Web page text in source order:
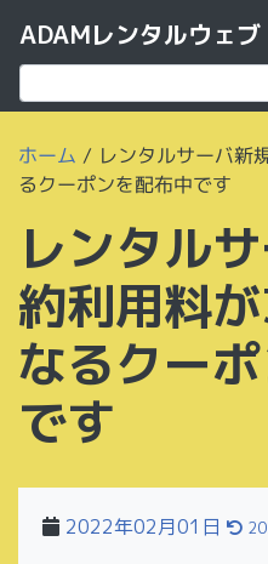
ADAMレンタルウェブ
ホーム / レンタルサーバ新
るクーポンを配布中です
レンタル
約利用料
なるクー
です
2022年02月01日